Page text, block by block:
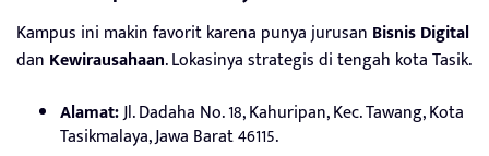
Kampus ini makin favorit karena punya jurusan Bisnis Digital
dan Kewirausahaan. Lokasinya strategis di tengah kota Tasik.
Alamat:Jl. Dadaha No. 18, Kahuripan, Kec. Tawang, Kota
Tasikmalaya, Jawa Barat 46115.